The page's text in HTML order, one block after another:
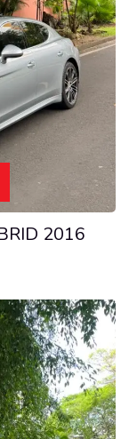
2016